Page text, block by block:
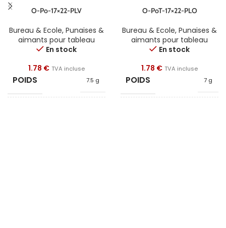
O-Po-17×22-PLV
Bureau & Ecole, Punaises &
aimants pour tableau
En stock
1.78 € TVA incluse
POIDS 7.5 g
O-PoT-17×22-PLO
Bureau & Ecole, Punaises &
aimants pour tableau
En stock
1.78 € TVA incluse
POIDS 7 g